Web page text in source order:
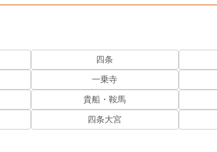
四条
一乗寺
貴船・鞍馬
四条大宮